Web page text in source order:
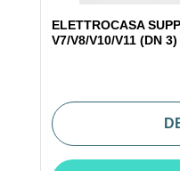
ELETTROCASA
V7/V8/V10/V11 (DN 3)